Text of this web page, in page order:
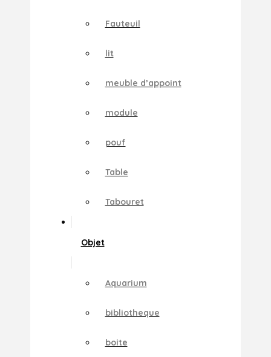
Fauteuil
lit
meuble d’appoint
module
pouf
Table
Tabouret
Objet
Aquarium
bibliotheque
boite